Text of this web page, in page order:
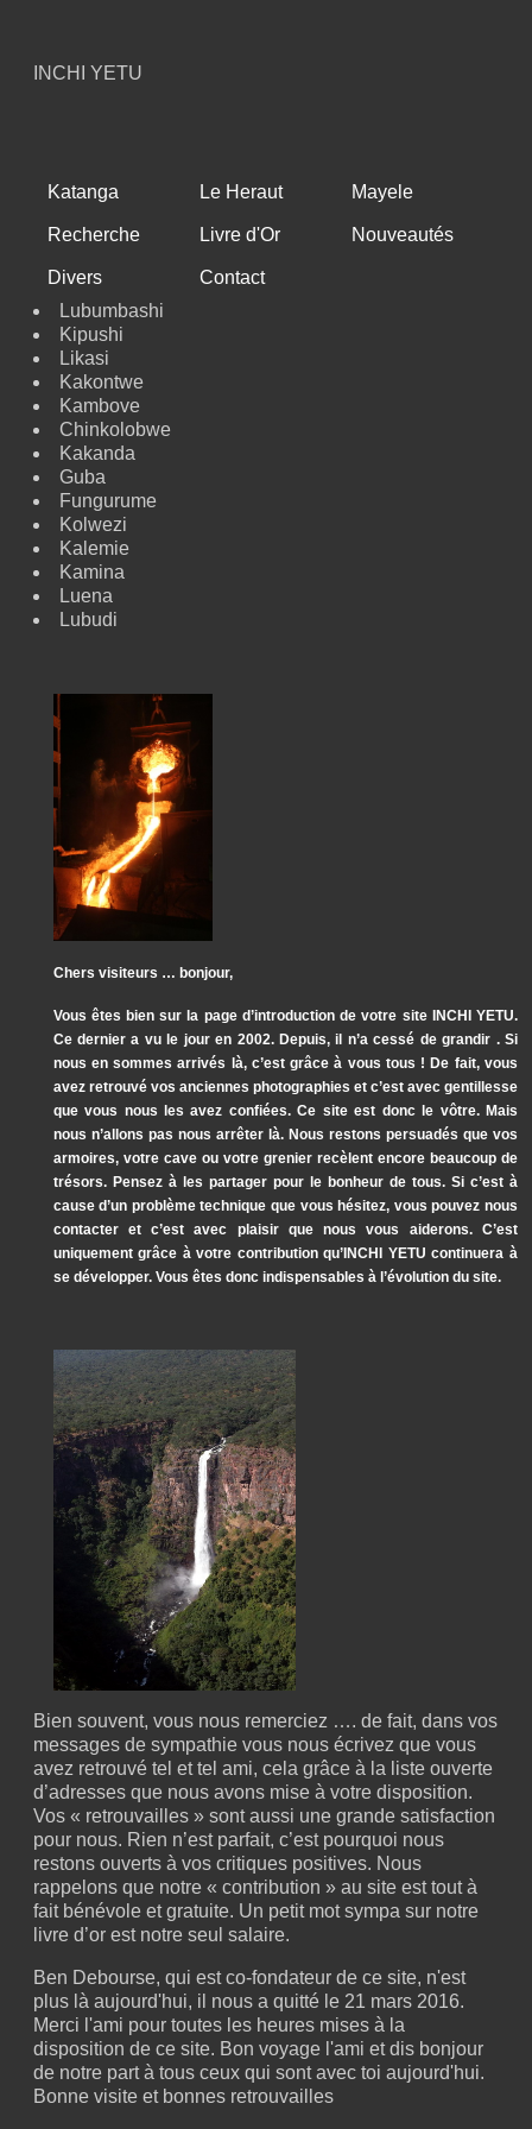
INCHI YETU
Katanga Le Heraut Mayele
Recherche Livre d'Or Nouveautés
Divers
Contact
Lubumbashi
Kipushi
Likasi
Kakontwe
Kambove
Chinkolobwe
Kakanda
Guba
Fungurume
Kolwezi
Kalemie
Kamina
Luena
Lubudi
Chers visiteurs … bonjour,
Vous êtes bien sur la page d’introduction de votre site INCHI YETU.
Ce dernier a vu le jour en 2002. Depuis, il n’a cessé de grandir . Si
nous en sommes arrivés là, c’est grâce à vous tous ! De fait, vous
avez retrouvé vos anciennes photographies et c’est avec gentillesse
que vous nous les avez confiées. Ce site est donc le vôtre. Mais
nous n’allons pas nous arrêter là. Nous restons persuadés que vos
armoires, votre cave ou votre grenier recèlent encore beaucoup de
trésors. Pensez à les partager pour le bonheur de tous. Si c’est à
cause d’un problème technique que vous hésitez, vous pouvez nous
contacter et c’est avec plaisir que nous vous aiderons. C’est
uniquement grâce à votre contribution qu’INCHI YETU continuera à
se développer. Vous êtes donc indispensables à l’évolution du site.
Bien souvent, vous nous remerciez …. de fait, dans vos
messages de sympathie vous nous écrivez que vous
avez retrouvé tel et tel ami, cela grâce à la liste ouverte
d’adresses que nous avons mise à votre disposition.
Vos « retrouvailles » sont aussi une grande satisfaction
pour nous. Rien n’est parfait, c’est pourquoi nous
restons ouverts à vos critiques positives. Nous
rappelons que notre « contribution » au site est tout à
fait bénévole et gratuite. Un petit mot sympa sur notre
livre d’or est notre seul salaire.
Ben Debourse, qui est co-fondateur de ce site, n'est
plus là aujourd'hui, il nous a quitté le 21 mars 2016.
Merci l'ami pour toutes les heures mises à la
disposition de ce site. Bon voyage l'ami et dis bonjour
de notre part à tous ceux qui sont avec toi aujourd'hui.
Bonne visite et bonnes retrouvailles